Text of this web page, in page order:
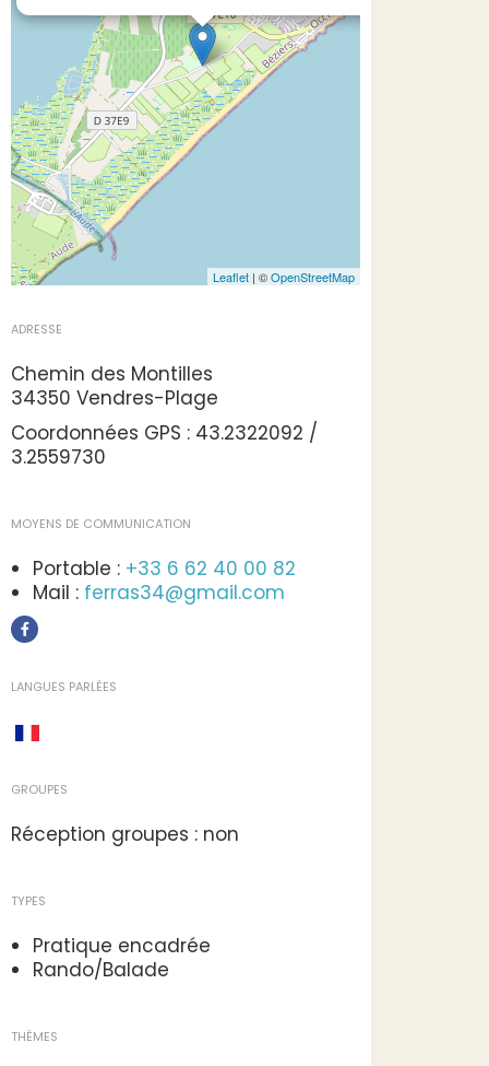
Leaflet | ©OpenStreetMap
ADRESSE
Chemin des Montilles
34350 Vendres-Plage
Coordonnées GPS : 43.2322092 /
3.2559730
MOYENS DE COMMUNICATION
Portable : +33 6 62 40 00 82
Mail : ferras34@gmail.com
LANGUES PARLÉES
GROUPES
Réception groupes : non
TYPES
Pratique encadrée
Rando/Balade
THÈMES